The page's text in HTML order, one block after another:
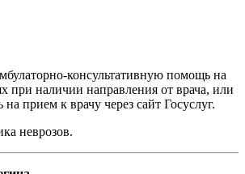
консультативную помощь на
при наличии направления от врача, или
прием к врачу через сайт Госуслуг.
неврозов.